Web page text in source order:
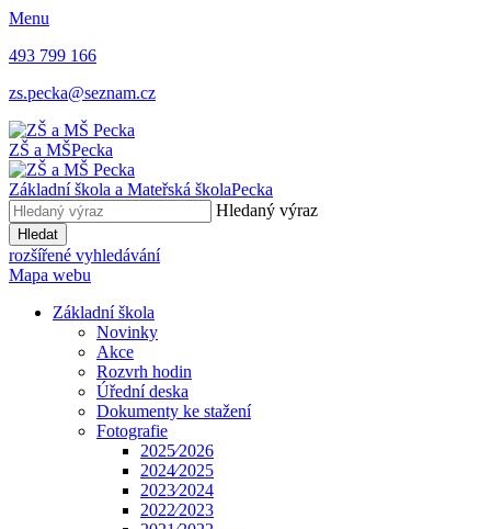
Menu
493 799 166
zs.pecka@seznam.cz
ZŠ a MŠPecka
Základní škola a Mateřská školaPecka
Hledaný výraz
Hledat
rozšířené vyhledávání
Mapa webu
Základní škola
Novinky
Akce
Rozvrh hodin
Úřední deska
Dokumenty ke stažení
Fotografie
2025⁄2026
2024⁄2025
2023⁄2024
2022⁄2023